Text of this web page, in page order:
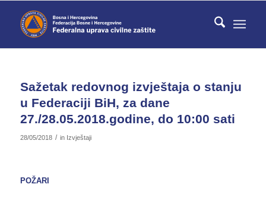
Sažetak redovnog izvještaja o stanju
u Federaciji BiH, za dane
27./28.05.2018.godine, do 10:00 sati
28/05/2018 / in Izvještaji
POŽARI